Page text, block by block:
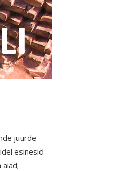
juurde
esinesid